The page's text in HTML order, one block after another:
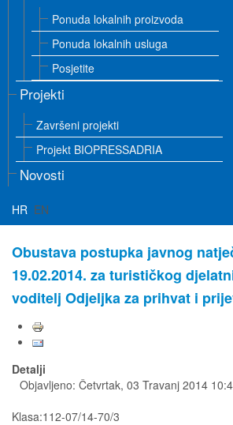
Ponuda lokalnih proizvoda
Ponuda lokalnih usluga
Posjetite
Projekti
Završeni projekti
Projekt BIOPRESSADRIA
Novosti
HR EN
Obustava postupka javnog
19.02.2014. za turističkog
voditelj Odjeljka za prihvat i
Detalji
Objavljeno: Četvrtak, 03 Travanj 2014
Klasa:112-07/14-70/3